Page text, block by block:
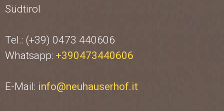
Südtirol
Tel.: (+39) 0473 440606
Whatsapp: +390473440606
E-Mail: info@neuhauserhof.it